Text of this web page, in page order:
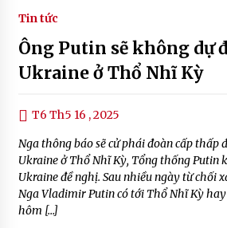
Tin tức
Ông Putin sẽ không dự
Ukraine ở Thổ Nhĩ Kỳ
T6 Th5 16 , 2025
Nga thông báo sẽ cử phái đoàn cấp thấp
Ukraine ở Thổ Nhĩ Kỳ, Tổng thống Putin
Ukraine đề nghị. Sau nhiều ngày từ chối
Nga Vladimir Putin có tới Thổ Nhĩ Kỳ
hôm […]